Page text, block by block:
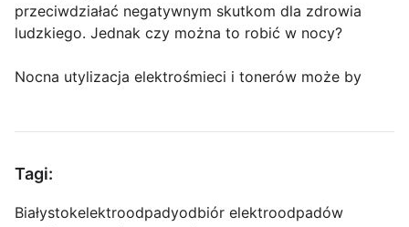
przeciwdziałać negatywnym skutkom dla zdrowia
ludzkiego. Jednak czy można to robić w nocy?
Nocna utylizacja elektrośmieci i tonerów może by
Tagi:
Białystokelektroodpadyodbiór elektroodpadów